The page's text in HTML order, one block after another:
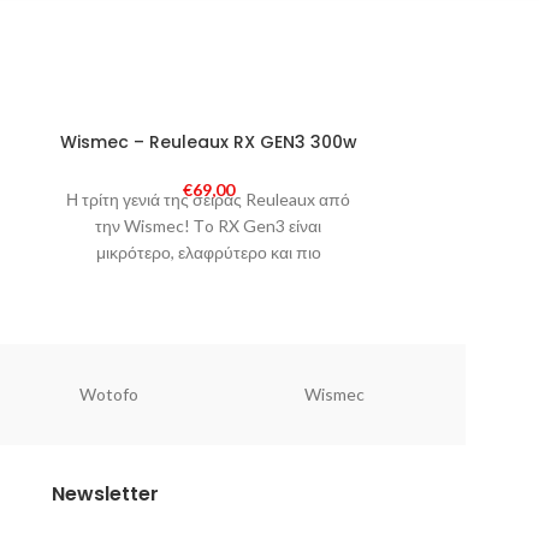
SOLD
Wismec – Reuleaux RX GEN3 300w
€69,00
Η τρίτη γενιά της σειράς Reuleaux από
την Wismec! Τo RX Gen3 είναι
μικρότερο, ελαφρύτερο και πιο
Wotofo Wismec
Newsletter